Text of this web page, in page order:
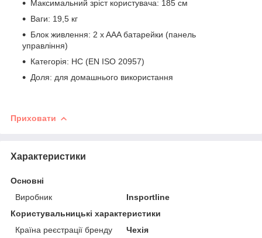
Максимальний зріст користувача: 185 см
Ваги: 19,5 кг
Блок живлення: 2 x AAA батарейки (панель
управління)
Категорія: HC (EN ISO 20957)
Доля: для домашнього використання
Приховати
Характеристики
Основні
Виробник
Insportline
Користувальницькі характеристики
Країна реєстрації бренду
Чехія